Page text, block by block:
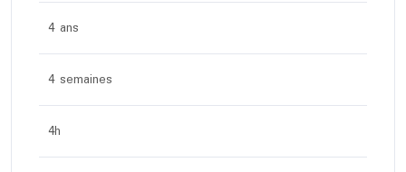
4 ans
4 semaines
4h